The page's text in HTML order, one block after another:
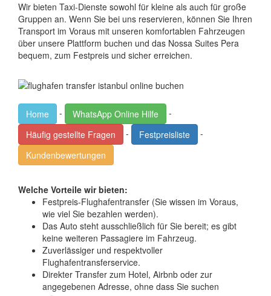
Wir bieten Taxi-Dienste sowohl für kleine als auch für große
Gruppen an. Wenn Sie bei uns reservieren, können Sie Ihren
Transport im Voraus mit unseren komfortablen Fahrzeugen
über unsere Plattform buchen und das Nossa Suites Pera
bequem, zum Festpreis und sicher erreichen.
Home - WhatsApp Online Hilfe
-
Häufig gestellte Fragen
- Festpreisliste
-
Kundenbewertungen
Welche Vorteile wir bieten:
Festpreis-Flughafentransfer (Sie wissen im Voraus,
wie viel Sie bezahlen werden).
Das Auto steht ausschließlich für Sie bereit; es gibt
keine weiteren Passagiere im Fahrzeug.
Zuverlässiger und respektvoller
Flughafentransferservice.
Direkter Transfer zum Hotel, Airbnb oder zur
angegebenen Adresse, ohne dass Sie suchen